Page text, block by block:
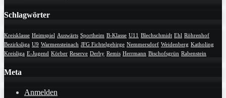
Schlagwörter
Kreisklasse Heimspiel Auswärts Sportheim B-Klasse U11 Blechschmidt Ehl Röhrenhof
Bezirksliga U9 Warmensteinach JFG Fichtelgebirge Nemmersdorf Weidenberg Katholing
Kreisliga E-Jugend Körber Reserve Derby Remis Herrmann Bischofsgrün Rabenstein
Meta
Anmelden